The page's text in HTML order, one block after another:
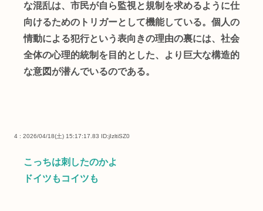
な混乱は、市民が自ら監視と規制を求めるように仕
向けるためのトリガーとして機能している。個人の
情動による犯行という表向きの理由の裏には、社会
全体の心理的統制を目的とした、より巨大な構造的
な意図が潜んでいるのである。
4 : 2026/04/18(土) 15:17:17.83 ID:jIzltiSZ0
こっちは刺したのかよ
ドイツもコイツも